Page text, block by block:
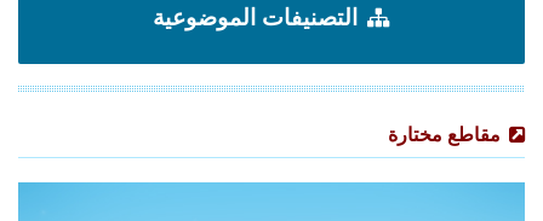
التصنيفات الموضوعية
مقاطع مختارة